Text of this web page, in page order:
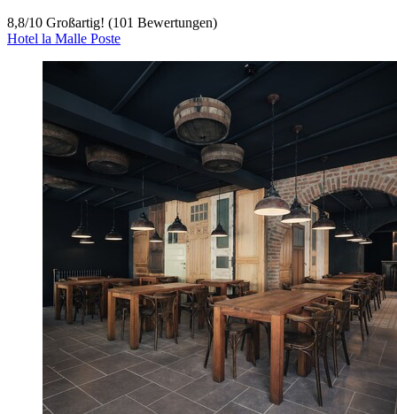
8,8/10 Großartig! (101 Bewertungen)
Hotel la Malle Poste